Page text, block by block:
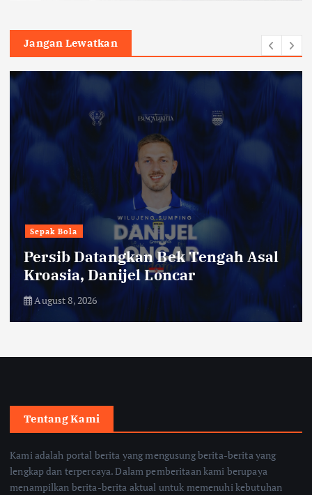
Jangan Lewatkan
transportasi
Garuda Indonesia Buka Rute
Bandung-Denpasar Mulai 14
Agustus
August 8, 2026
Tentang Kami
Kami adalah portal berita yang mengusung berita-berita yang
lengkap dan terpercaya. Dalam pemberitaan kami berupaya
menampilkan berita-berita aktual untuk memenuhi kebutuhan